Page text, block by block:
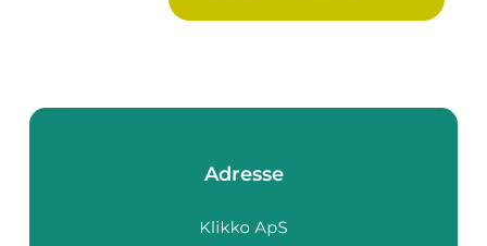
Adresse